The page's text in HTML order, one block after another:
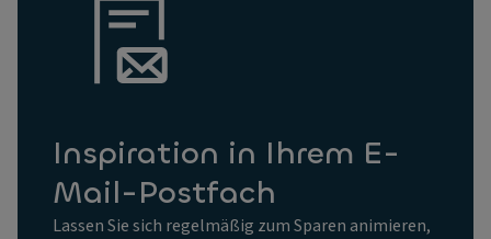
Inspiration in Ihrem E-
Mail-Postfach
Lassen Sie sich regelmäßig zum Sparen animieren,